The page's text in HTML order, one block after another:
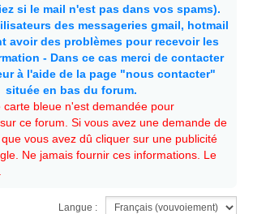
si le mail n'est pas dans vos spams).
des messageries gmail, hotmail
avoir des problèmes pour recevoir les
- Dans ce cas merci de contacter
à l'aide de la page "nous contacter"
située en bas du forum.
carte bleue n'est demandée pour
ce forum. Si vous avez une demande de
vous avez dû cliquer sur une publicité
Ne jamais fournir ces informations. Le
Langue :